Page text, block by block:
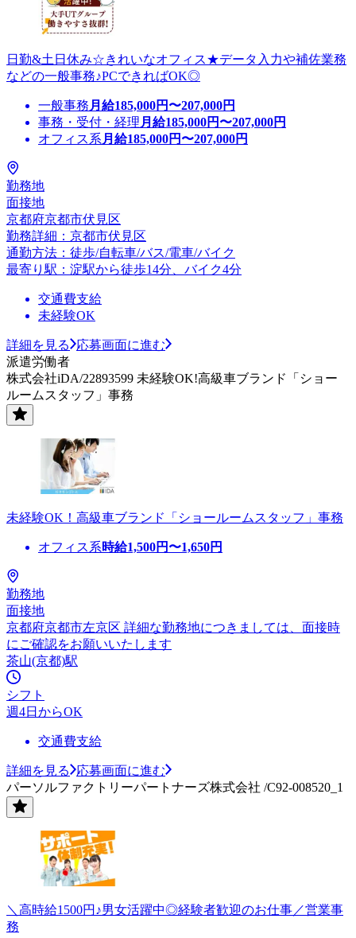
日勤&土日休み☆きれいなオフィス★データ入力や補佐業務
などの一般事務♪PCできればOK◎
一般事務 月給185,000円〜207,000円
事務・受付・経理 月給185,000円〜207,000円
オフィス系 月給185,000円〜207,000円
勤務地
面接地
京都府京都市伏見区
勤務詳細：京都市伏見区
通勤方法：徒歩/自転車/バス/電車/バイク
最寄り駅：淀駅から徒歩14分、バイク4分
交通費支給
未経験OK
詳細を見る
応募画面に進む
派遣労働者
株式会社iDA/22893599 未経験OK!高級車ブランド「ショー
ルームスタッフ」事務
未経験OK！高級車ブランド「ショールームスタッフ」事務
オフィス系時給1,500円〜1,650円
勤務地
面接地
京都府京都市左京区 詳細な勤務地につきましては、面接時
にご確認をお願いいたします
茶山(京都)駅
シフト
週4日からOK
交通費支給
詳細を見る
応募画面に進む
パーソルファクトリーパートナーズ株式会社 /C92-008520_1
＼高時給1500円♪男女活躍中◎経験者歓迎のお仕事／営業事
務